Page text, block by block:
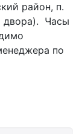
район, п.
двора). Часы
по